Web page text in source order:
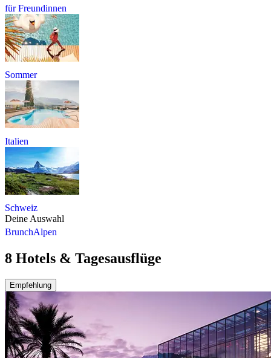
für Freundinnen
Sommer
Italien
Schweiz
Deine Auswahl
BrunchAlpen
8 Hotels & Tagesausflüge
Empfehlung